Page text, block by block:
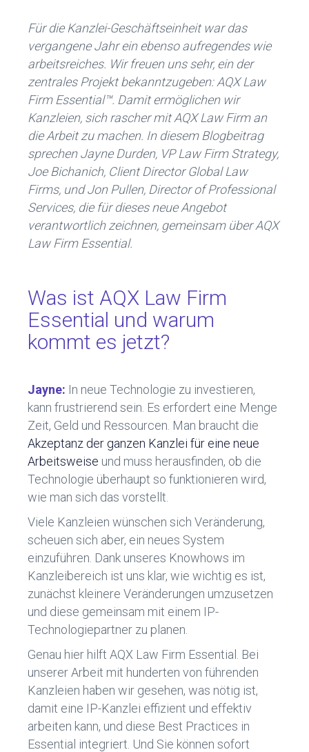
o
ok
n
Für die Kanzlei-Geschäftseinheit war das
vergangene Jahr ein ebenso aufregendes wie
arbeitsreiches. Wir freuen uns sehr, ein der
zentrales Projekt bekanntzugeben: AQX Law
Firm Essential™. Damit ermöglichen wir
Kanzleien, sich rascher mit AQX Law Firm an
die Arbeit zu machen. In diesem Blogbeitrag
sprechen Jayne Durden, VP Law Firm Strategy,
Joe Bichanich, Client Director Global Law
Firms, und Jon Pullen, Director of Professional
Services, die für dieses neue Angebot
verantwortlich zeichnen, gemeinsam über AQX
Law Firm Essential.
Was ist AQX Law Firm
Essential und warum
kommt es jetzt?
Jayne: In neue Technologie zu investieren,
kann frustrierend sein. Es erfordert eine Menge
Zeit, Geld und Ressourcen. Man braucht die
Akzeptanz der ganzen Kanzlei für eine neue
Arbeitsweise und muss herausfinden, ob die
Technologie überhaupt so funktionieren wird,
wie man sich das vorstellt.
Viele Kanzleien wünschen sich Veränderung,
scheuen sich aber, ein neues System
einzuführen. Dank unseres Knowhows im
Kanzleibereich ist uns klar, wie wichtig es ist,
zunächst kleinere Veränderungen umzusetzen
und diese gemeinsam mit einem IP-
Technologiepartner zu planen.
Genau hier hilft AQX Law Firm Essential. Bei
unserer Arbeit mit hunderten von führenden
Kanzleien haben wir gesehen, was nötig ist,
damit eine IP-Kanzlei effizient und effektiv
arbeiten kann, und diese Best Practices in
Essential integriert. Und Sie können sofort